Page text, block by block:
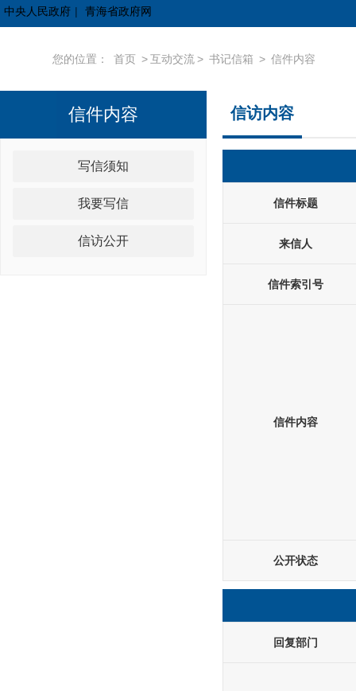
中央人民政府 | 青海省政府网
您的位置： 首页 >互动交流> 书记信箱 > 信件内容
信件内容
写信须知
我要写信
信访公开
信访内容
信件标题
来信人
信件索引号
信件内容
公开状态
回复部门